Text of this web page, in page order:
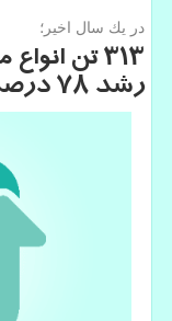
در یك سال اخیر؛
313 تن
رشد 78 درصدی نسبت به سال 97